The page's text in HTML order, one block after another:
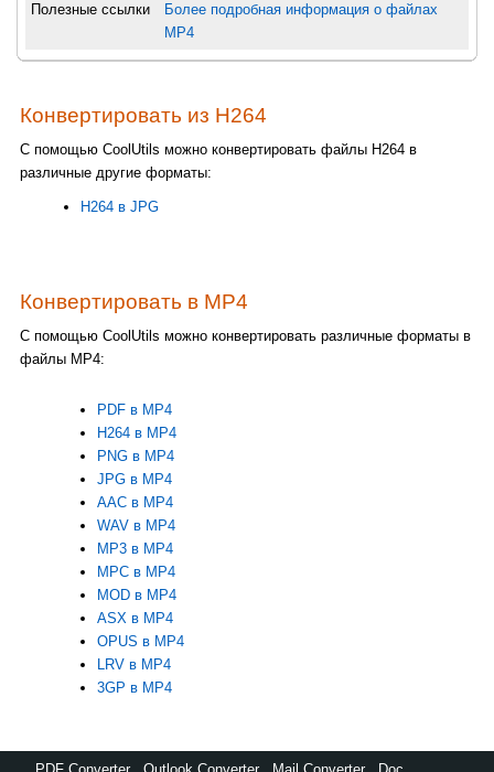
Полезные ссылки
Более подробная информация о файлах
MP4
Конвертировать из H264
С помощью CoolUtils можно конвертировать файлы H264 в
различные другие форматы:
H264 в JPG
Конвертировать в MP4
С помощью CoolUtils можно конвертировать различные форматы в
файлы MP4:
PDF в MP4
H264 в MP4
PNG в MP4
JPG в MP4
AAC в MP4
WAV в MP4
MP3 в MP4
MPC в MP4
MOD в MP4
ASX в MP4
OPUS в MP4
LRV в MP4
3GP в MP4